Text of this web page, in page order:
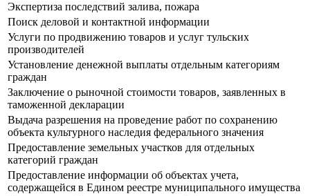
Экспертиза последствий залива, пожара
Поиск деловой и контактной информации
Услуги по продвижению товаров и услуг тульских
производителей
Установление денежной выплаты отдельным категориям
граждан
Заключение о рыночной стоимости товаров, заявленных в
таможенной декларации
Выдача разрешения на проведение работ по сохранению
объекта культурного наследия федерального значения
Предоставление земельных участков для отдельных
категорий граждан
Предоставление информации об объектах учета,
содержащейся в Едином реестре муниципального имущества